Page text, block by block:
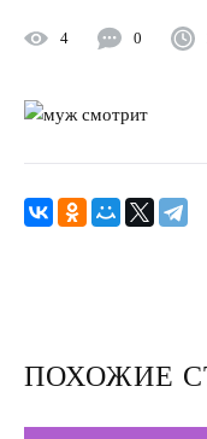
4 0
ПОХОЖИЕ
Улучшить отношения